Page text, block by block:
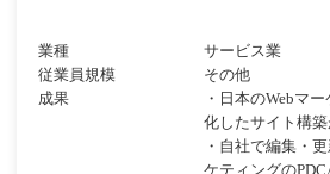
業種
サービス業
従業員規模
その他
成果
・日本のWebマ
化したサイト構
・自社で編集・
ケティングの